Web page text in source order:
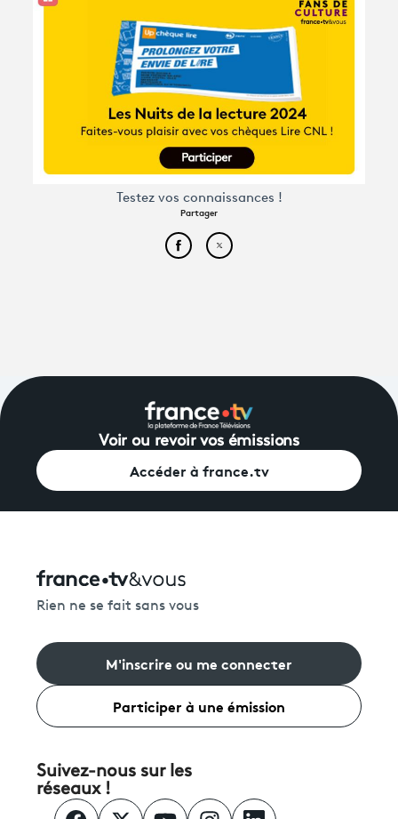
Testez vos connaissances !
Partager
Partager cet article sur
Partager cet article sur
Voir ou revoir vos émissions
Accéder à france.tv
Rien ne se fait sans vous
M'inscrire ou me connecter
Participer à une émission
Suivez-nous sur les
réseaux !